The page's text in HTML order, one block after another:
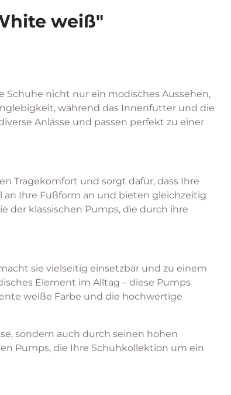
weiß"
Schuhe nicht nur ein modisches Aussehen,
während das Innenfutter und die
Anlässe und passen perfekt zu einer
Tragekomfort und sorgt dafür, dass Ihre
an Ihre Fußform an und bieten gleichzeitig
der klassischen Pumps, die durch ihre
sie vielseitig einsetzbar und zu einem
Element im Alltag – diese Pumps
weiße Farbe und die hochwertige
sondern auch durch seinen hohen
Pumps, die Ihre Schuhkollektion um ein